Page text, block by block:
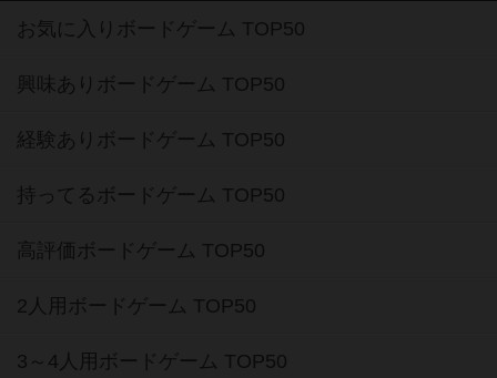
お気に入りボードゲーム TOP50
興味ありボードゲーム TOP50
経験ありボードゲーム TOP50
持ってるボードゲーム TOP50
高評価ボードゲーム TOP50
2人用ボードゲーム TOP50
3～4人用ボードゲーム TOP50